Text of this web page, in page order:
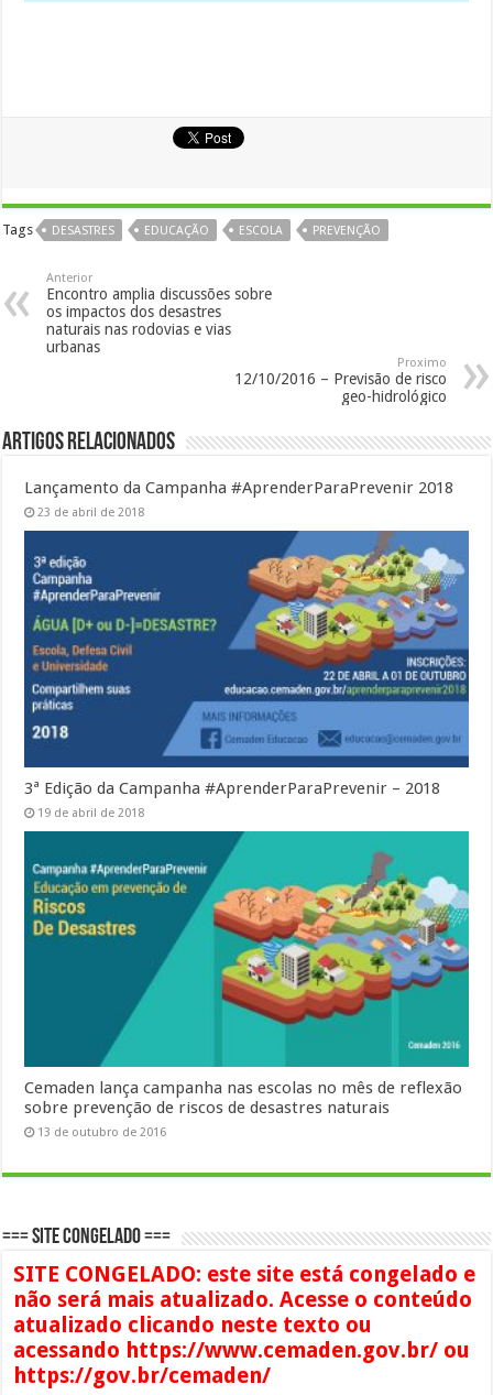
Tags DESASTRES EDUCAÇÃO ESCOLA PREVENÇÃO
Anterior
Encontro amplia discussões sobre
os impactos dos desastres
naturais nas rodovias e vias
urbanas
Proximo
12/10/2016 – Previsão de risco
geo-hidrológico
Artigos Relacionados
Lançamento da Campanha #AprenderParaPrevenir 2018
23 de abril de 2018
3ª Edição da Campanha #AprenderParaPrevenir – 2018
19 de abril de 2018
Cemaden lança campanha nas escolas no mês de reflexão
sobre prevenção de riscos de desastres naturais
13 de outubro de 2016
=== SITE CONGELADO ===
SITE CONGELADO: este site está congelado e
não será mais atualizado. Acesse o conteúdo
atualizado clicando neste texto ou
acessando https://www.cemaden.gov.br/ ou
https://gov.br/cemaden/